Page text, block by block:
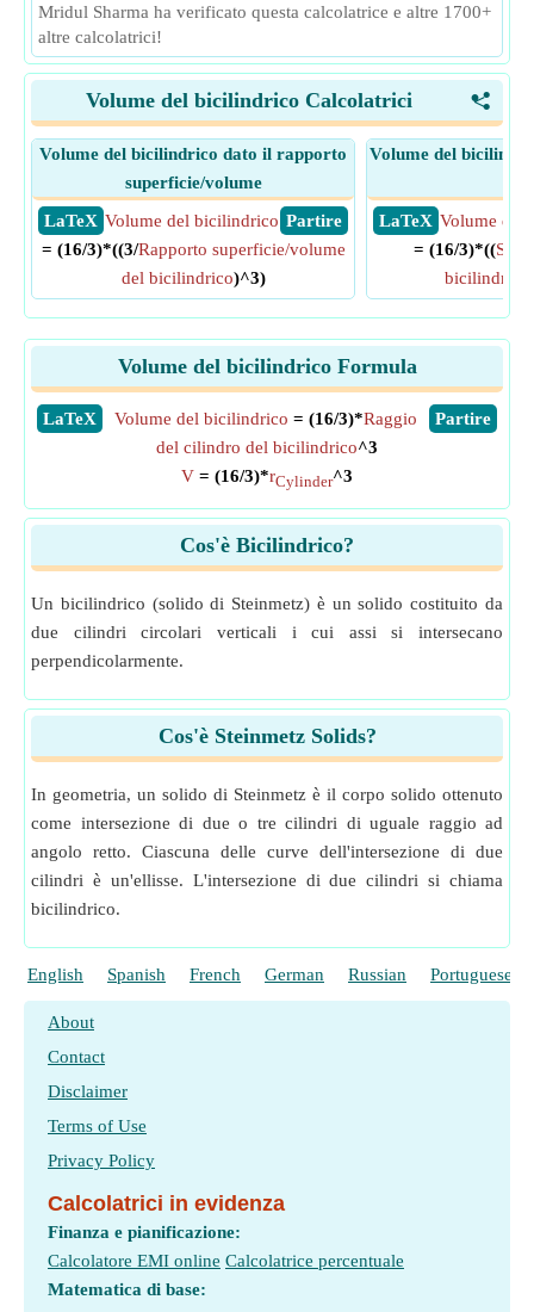
Mridul Sharma ha verificato questa calcolatrice e altre 1700+
altre calcolatrici!
<
Volume del bicilindrico Calcolatrici
Volume del bicilindrico dato il rapporto
superficie/volume
​ LaTeX
​ Partire
Volume del bicilindrico
= (16/3)*((3/Rapporto superficie/volume
del bicilindrico)^3)
Volume del
​ LaTeX Volume del
= (16/3)*((
bicilindrico
Volume del bicilindrico Formula
​LaTeX ​Partire
Volume del bicilindrico = (16/3)*Raggio
del cilindro del bicilindrico^3
V = (16/3)*rCylinder^3
Cos'è Bicilindrico?
Un bicilindrico (solido di Steinmetz) è un solido costituito da
due cilindri circolari verticali i cui assi si intersecano
perpendicolarmente.
Cos'è Steinmetz Solids?
In geometria, un solido di Steinmetz è il corpo solido ottenuto
come intersezione di due o tre cilindri di uguale raggio ad
angolo retto. Ciascuna delle curve dell'intersezione di due
cilindri è un'ellisse. L'intersezione di due cilindri si chiama
bicilindrico.
English Spanish French German Russian Portuguese
About
Contact
Disclaimer
Terms of Use
Privacy Policy
Calcolatrici in evidenza
Finanza e pianificazione:
Calcolatore EMI online Calcolatrice percentuale
Matematica di base: